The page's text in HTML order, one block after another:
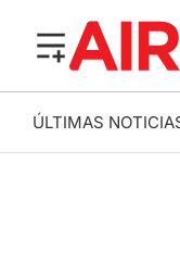
ÚLTIMAS